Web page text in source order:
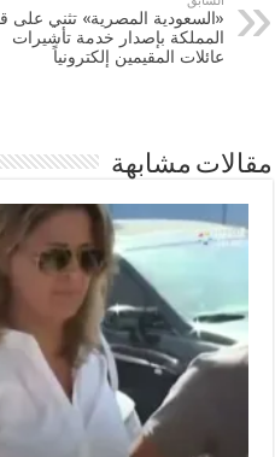
«السعودية المصرية» تثني على
المملكة بإصدار خدمة تأشيرات
عائلات المقيمين إلكترونياً
مقالات مشابهة